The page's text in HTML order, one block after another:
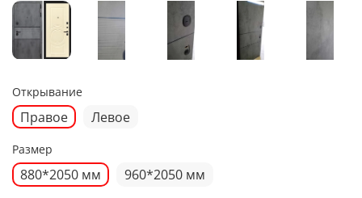
Открывание
Правое Левое
Размер
880*2050 мм 960*2050 мм